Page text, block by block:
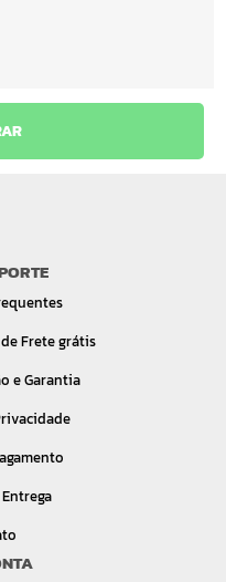
Frete grátis
e Garantia